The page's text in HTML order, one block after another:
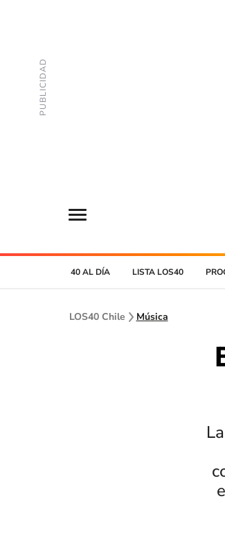
40 AL DÍA LISTA LOS40
LOS40 Chile Música